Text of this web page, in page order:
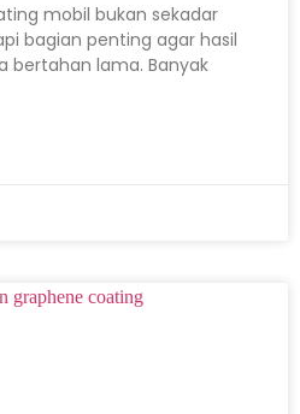
mobil bukan sekadar
bagian penting agar hasil
bertahan lama. Banyak